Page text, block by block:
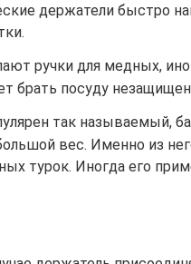
держатели быстро
ручки для медных,
брать посуду
так называемый,
вес. Именно из
турок. Иногда его